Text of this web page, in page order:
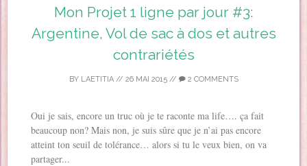
Mon Projet 1 ligne par jour #3:
Argentine, Vol de sac à dos et autres
contrariétés
BY LAETITIA// 26 MAI 2015// 2 COMMENTS
Oui je sais, encore un truc où je te raconte ma life…. ça fait
beaucoup non? Mais non, je suis sûre que je n’ai pas encore
atteint ton seuil de tolérance… alors si tu le veux bien, on va
partager...